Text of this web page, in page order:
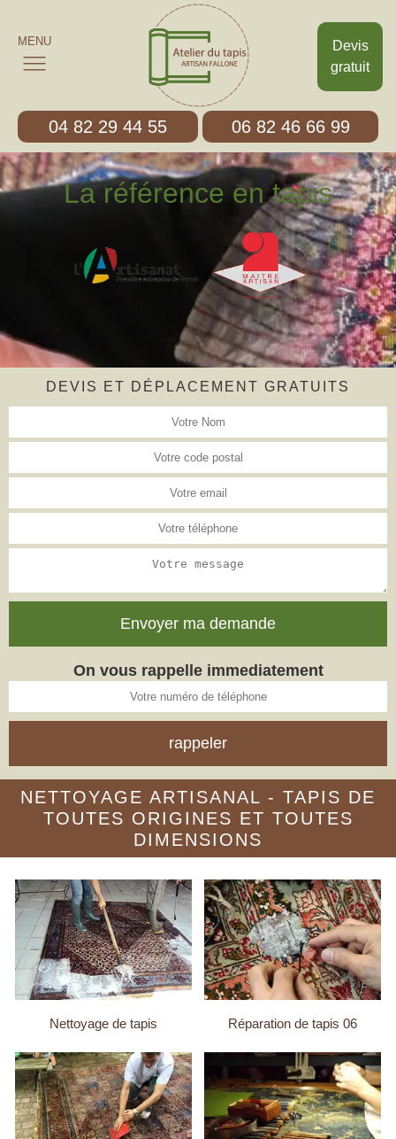
Devis
gratuit
MENU
04 82 29 44 55 06 82 46 66 99
La référence en tapis
DEVIS ET DÉPLACEMENT GRATUITS
On vous rappelle immediatement
NETTOYAGE ARTISANAL - TAPIS DE
TOUTES ORIGINES ET TOUTES
DIMENSIONS
Nettoyage de tapis Réparation de tapis 06